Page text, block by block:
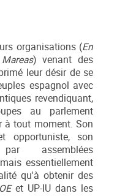
organisations (En
) venant des
leur désir de se
espagnol avec
revendiquant,
au parlement
à tout moment. Son
opportuniste, son
assemblées
essentiellement
qu'à obtenir des
et UP-IU dans les